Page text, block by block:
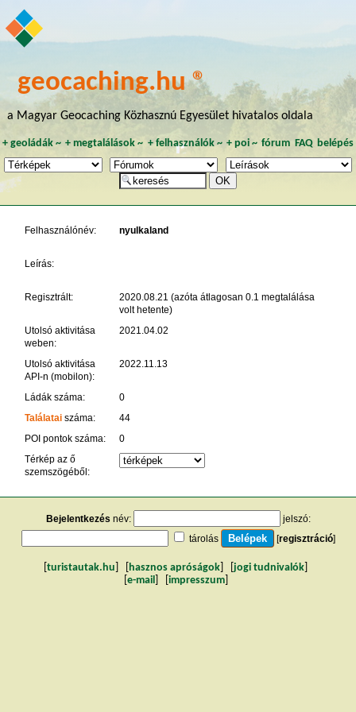
geocaching.hu ®
a Magyar Geocaching Közhasznú Egyesület hivatalos oldala
+ geoládák~ +megtalálások ~ + felhasználók~ + poi~ fórum FAQ belépés
Felhasználónév: nyulkaland
Leírás:
Regisztrált:
2020.08.21 (azóta átlagosan 0.1 megtalálása
volt hetente)
Utolsó aktivitása
weben:
2021.04.02
Utolsó aktivitása
API-n (mobilon):
2022.11.13
Ládák száma:
0
Találataiszáma:
44
POI pontok száma:
0
Térkép az ő
szemszögéből:
Bejelentkezés név:
jelszó:
tárolás
[regisztráció]
turistautak.hu hasznos apróságok jogi tudnivalók
e-mail impresszum]